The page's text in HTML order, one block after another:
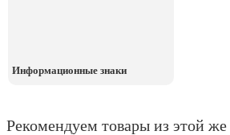
Информационные знаки
Рекомендуем товары из этой же